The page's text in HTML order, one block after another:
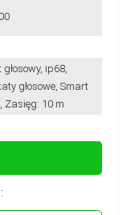
ip68,
głosowe, Smart
Zasięg: 10 m